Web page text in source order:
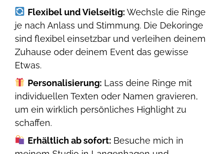
Flexibel und Vielseitig:Wechsle die Ringe
je nach Anlass und Stimmung. Die Dekoringe
sind flexibel einsetzbar und verleihen deinem
Zuhause oder deinem Event das gewisse
Etwas.
Personalisierung:Lass deine Ringe mit
individuellen Texten oder Namen gravieren,
um ein wirklich persönliches Highlight zu
schaffen.
Erhältlich ab sofort:Besuche mich in